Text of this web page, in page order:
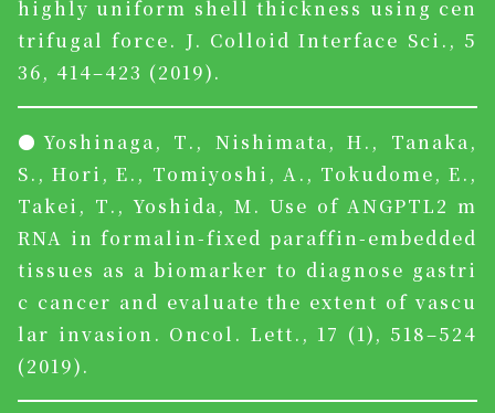
highly uniform shell thickness using cen
trifugal force. J. Colloid Interface Sci., 5
36, 414–423 (2019).
●Yoshinaga, T., Nishimata, H., Tanaka,
S., Hori, E., Tomiyoshi, A., Tokudome, E.,
Takei, T., Yoshida, M. Use of ANGPTL2 m
RNA in formalin-fixed paraffin-embedded
tissues as a biomarker to diagnose gastri
c cancer and evaluate the extent of vascu
lar invasion. Oncol. Lett., 17 (1), 518–524
(2019).